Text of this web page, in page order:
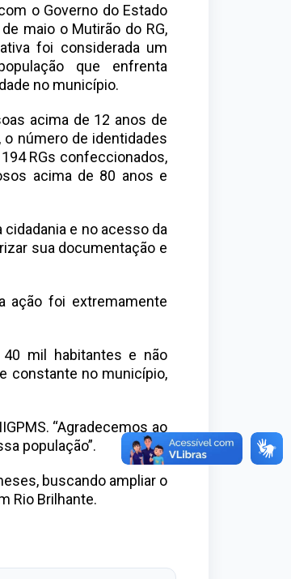
o Governo do Estado
maio o Mutirão do RG,
foi considerada um
que enfrenta
no município.
acima de 12 anos de
número de identidades
RGs confeccionados,
acima de 80 anos e
e no acesso da
sua documentação e
ação foi extremamente
40 mil habitantes e não
constante no município,
“Agradecemos ao
população”.
buscando ampliar o
Rio Brilhante.